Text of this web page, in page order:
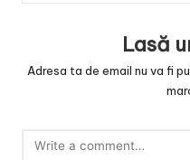
Lasă
Adresa ta de email nu va fi